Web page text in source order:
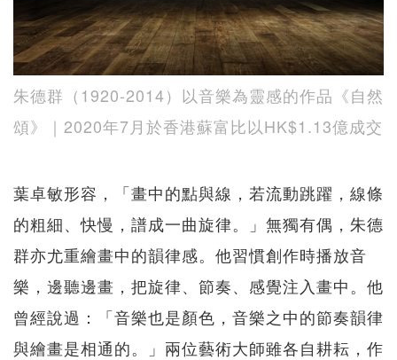
朱德群（1920-2014）以音樂為靈感的作品《自然
頌》｜2020年7月於香港蘇富比以HK$1.13億成交
葉卓敏形容，「畫中的點與線，若流動跳躍，線條
的粗細、快慢，譜成一曲旋律。」無獨有偶，朱德
群亦尤重繪畫中的韻律感。他習慣創作時播放音
樂，邊聽邊畫，把旋律、節奏、感覺注入畫中。他
曾經說過：「音樂也是顏色，音樂之中的節奏韻律
與繪畫是相通的。」兩位藝術大師雖各自耕耘，作